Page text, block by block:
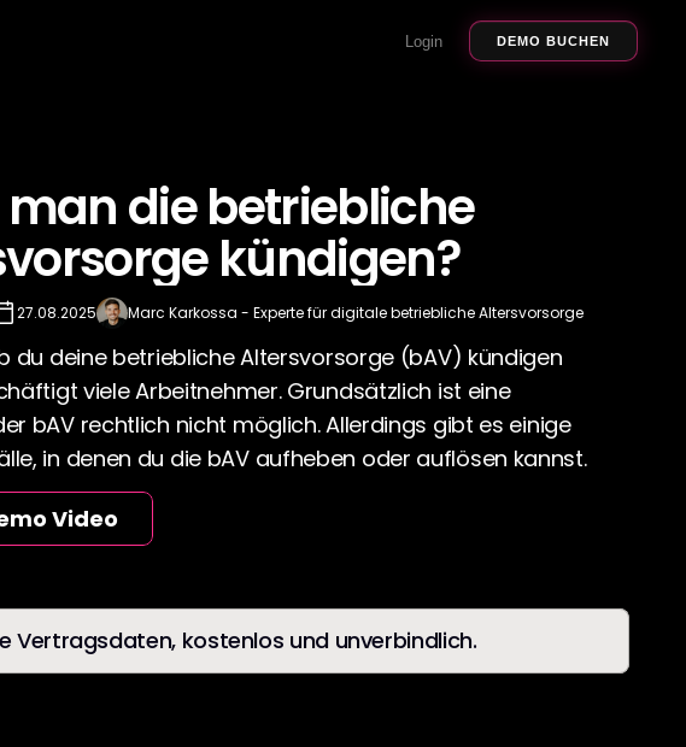
Login DEMO BUCHEN
die betriebliche
kündigen?
27.08.2025 Marc Karkossa - Experte für digitale betriebliche Altersvorsorge
du deine betriebliche Altersvorsorge (bAV) kündigen
viele Arbeitnehmer. Grundsätzlich ist eine
bAV rechtlich nicht möglich. Allerdings gibt es einige
in denen du die bAV aufheben oder auflösen kannst.
Video
Vertragsdaten, kostenlos und unverbindlich.